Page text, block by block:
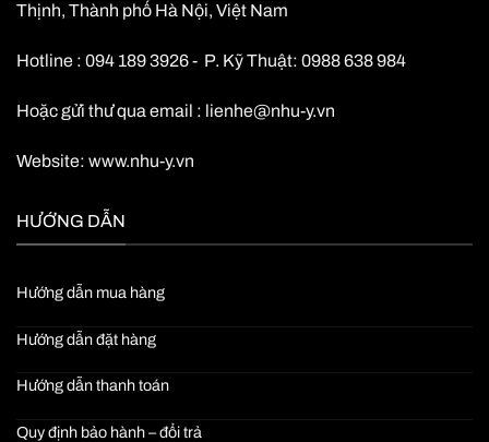
Thịnh, Thành phố Hà Nội, Việt Nam
Hotline : 094 189 3926 - P. Kỹ Thuật: 0988 638 984
Hoặc gửi thư qua email : lienhe@nhu-y.vn
Website: www.nhu-y.vn
HƯỚNG DẪN
Hướng dẫn mua hàng
Hướng dẫn đặt hàng
Hướng dẫn thanh toán
Quy định bảo hành – đổi trả